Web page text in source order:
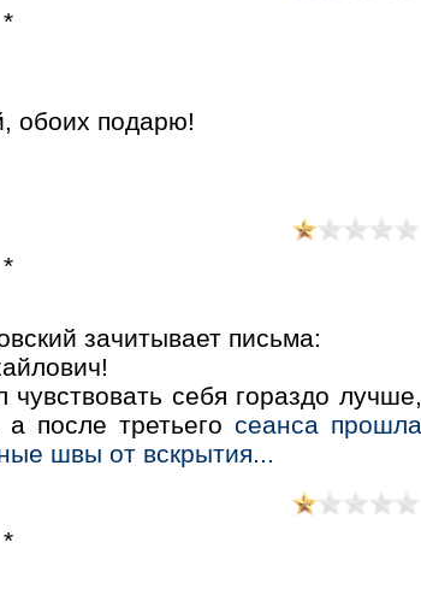
обоих подарю!
зачитывает письма:
себя гораздо лучше,
после третьего сеанса прошла
швы от вскрытия...